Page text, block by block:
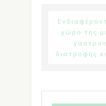
χώρο της
διατροφής